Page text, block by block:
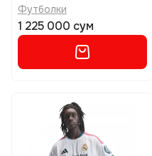
Футболки
1 225 000 сум